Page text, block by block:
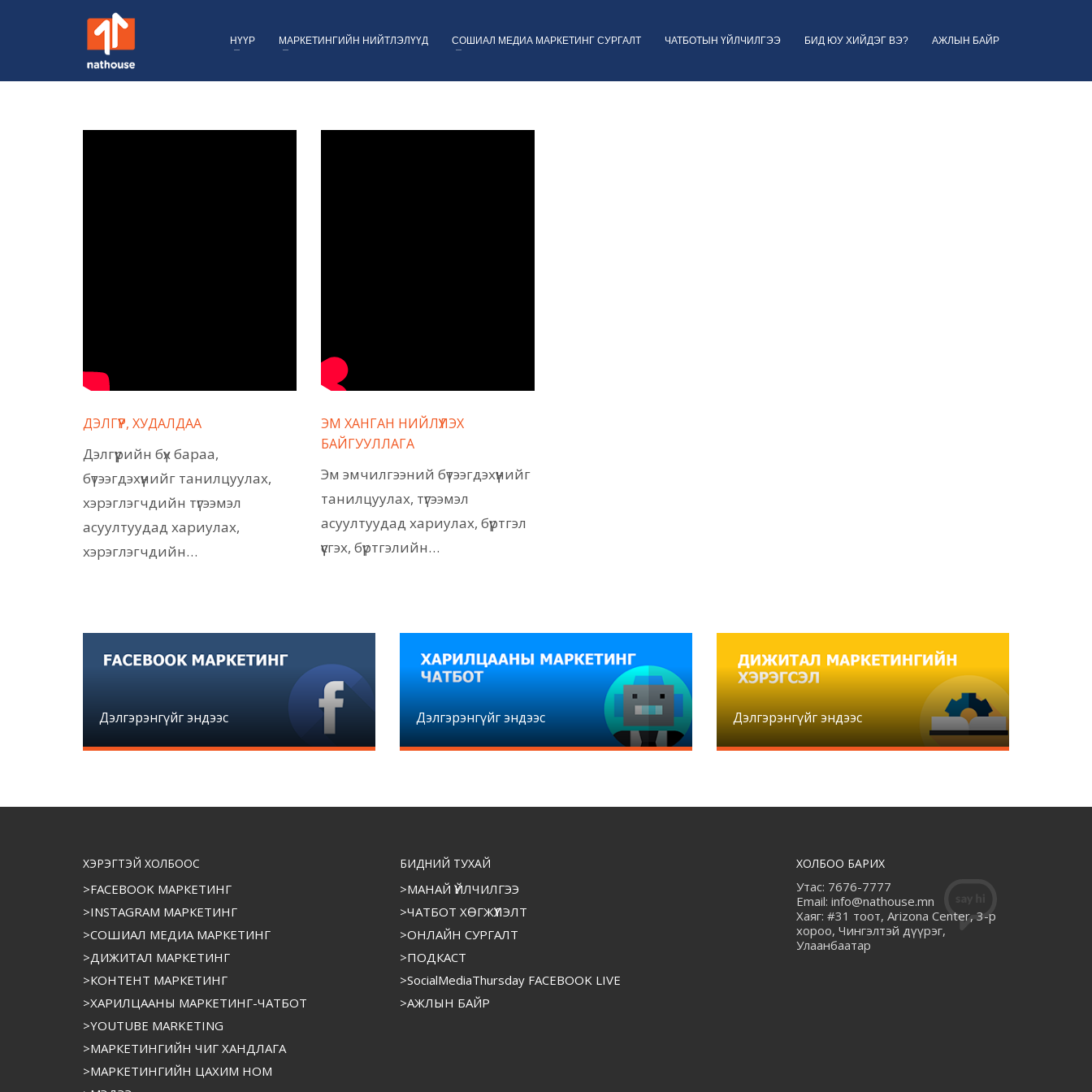
НҮҮР МАРКЕТИНГИЙН НИЙТЛЭЛҮҮД СОШИАЛ МЕДИА МАРКЕТИНГ СУРГАЛТ ЧАТБОТЫН ҮЙЛЧИЛГЭЭ БИД ЮУ ХИЙДЭГ ВЭ? АЖЛЫН БАЙР
ДЭЛГҮҮР, ХУДАЛДАА
Дэлгүүрийн бүх бараа,
бүтээгдэхүүнийг танилцуулах,
хэрэглэгчдийн түгээмэл
асуултуудад хариулах,
хэрэглэгчдийн…
ЭМ ХАНГАН НИЙЛҮҮЛЭХ
БАЙГУУЛЛАГА
Эм эмчилгээний бүтээгдэхүүнийг
танилцуулах, түгээмэл
асуултуудад хариулах, бүртгэл
үүсгэх, бүртгэлийн…
Дэлгэрэнгүйг эндээс Дэлгэрэнгүйг эндээс Дэлгэрэнгүйг эндээс
ХЭРЭГТЭЙ ХОЛБООС
>FACEBOOK МАРКЕТИНГ
>INSTAGRAM МАРКЕТИНГ
>СОШИАЛ МЕДИА МАРКЕТИНГ
>ДИЖИТАЛ МАРКЕТИНГ
>КОНТЕНТ МАРКЕТИНГ
>ХАРИЛЦААНЫ МАРКЕТИНГ-ЧАТБОТ
>YOUTUBE MARKETING
>МАРКЕТИНГИЙН ЧИГ ХАНДЛАГА
>МАРКЕТИНГИЙН ЦАХИМ НОМ
БИДНИЙ ТУХАЙ
>МАНАЙ ҮЙЛЧИЛГЭЭ
>ЧАТБОТ ХӨГЖҮҮЛЭЛТ
>ОНЛАЙН СУРГАЛТ
>ПОДКАСТ
>SocialMediaThursday FACEBOOK LIVE
>АЖЛЫН БАЙР
ХОЛБОО БАРИХ
Утас: 7676-7777
Email: info@nathouse.mn
Хаяг: #31 тоот, Arizona Center, 3-р
хороо, Чингэлтэй дүүрэг,
Улаанбаатар